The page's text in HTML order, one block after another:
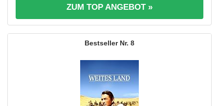
ZUM TOP ANGEBOT »
8